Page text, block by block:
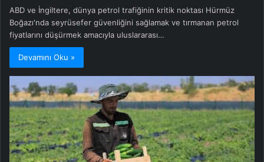
ABD ve İngiltere, dünya petrol trafiğinin kritik noktası Hürmüz
Boğazı'nda seyrüsefer güvenliğini sağlamak ve tırmanan petrol
fiyatlarını düşürmek amacıyla uluslararası…
Devamını Oku »